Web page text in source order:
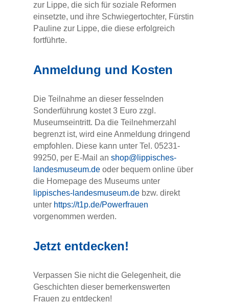
zur Lippe, die sich für soziale Reformen
einsetzte, und ihre Schwiegertochter, Fürstin
Pauline zur Lippe, die diese erfolgreich
fortführte.
Anmeldung und Kosten
Die Teilnahme an dieser fesselnden
Sonderführung kostet 3 Euro zzgl.
Museumseintritt. Da die Teilnehmerzahl
begrenzt ist, wird eine Anmeldung dringend
empfohlen. Diese kann unter Tel. 05231-
99250, per E-Mail an shop@lippisches-
landesmuseum.deoder bequem online über
die Homepage des Museums unter
lippisches-landesmuseum.debzw. direkt
unter https://t1p.de/Powerfrauen
vorgenommen werden.
Jetzt entdecken!
Verpassen Sie nicht die Gelegenheit, die
Geschichten dieser bemerkenswerten
Frauen zu entdecken!